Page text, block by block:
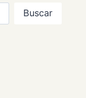
Buscar